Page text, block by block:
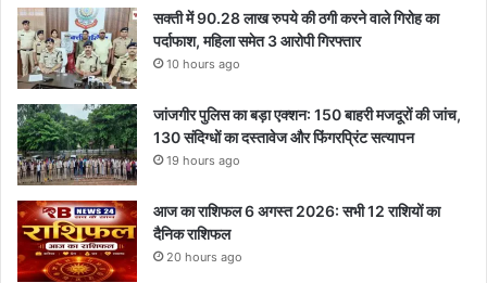
सक्ती में 90.28 लाख रुपये की ठगी करने वाले गिरोह का
पर्दाफाश, महिला समेत 3 आरोपी गिरफ्तार
10 hours ago
जांजगीर पुलिस का बड़ा एक्शन: 150 बाहरी मजदूरों की जांच,
130 संदिग्धों का दस्तावेज और फिंगरप्रिंट सत्यापन
19 hours ago
आज का राशिफल 6 अगस्त 2026: सभी 12 राशियों का
दैनिक राशिफल
20 hours ago